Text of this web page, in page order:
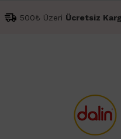
500₺ Üzeri Ücretsiz